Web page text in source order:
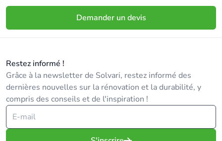
Demander un devis
Restez informé !
Grâce à la newsletter de Solvari, restez informé des
dernières nouvelles sur la rénovation et la durabilité, y
compris des conseils et de l'inspiration !